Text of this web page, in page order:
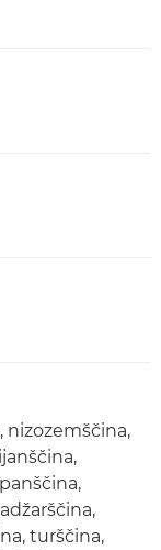
nizozemščina,
turščina,